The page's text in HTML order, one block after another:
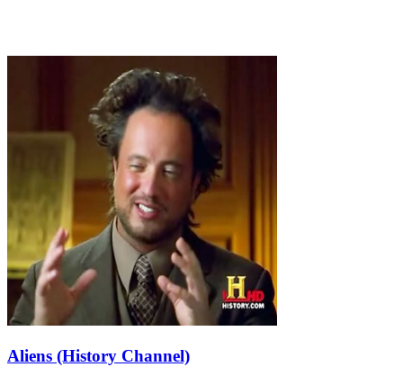
Aliens (History Channel)